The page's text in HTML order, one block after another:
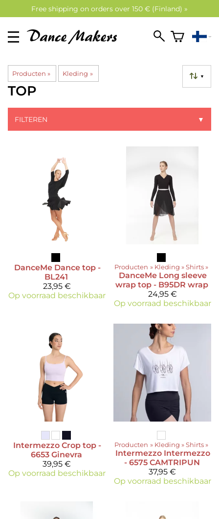
Free shipping on orders over 150 € (Finland) »
Producten ‪» Kleding ‪» ▼
TOP
FILTEREN ▼
DanceMe Dance top -
BL241
23,95 €
Op voorraad beschikbaar
Producten ‪» Kleding ‪»Shirts ‪»
DanceMe Long sleeve
wrap top - B95DR wrap
24,95 €
Op voorraad beschikbaar
Intermezzo Crop top -
6653 Ginevra
39,95 €
Op voorraad beschikbaar
Producten ‪» Kleding ‪»Shirts ‪»
Intermezzo Intermezzo
- 6575 CAMTRIPUN
37,95 €
Op voorraad beschikbaar